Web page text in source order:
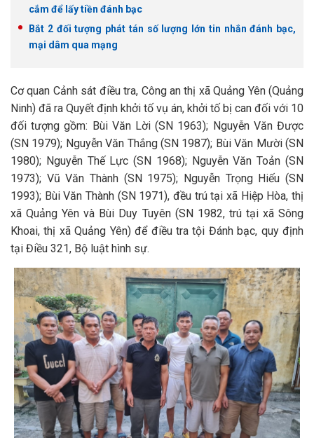
cắm để lấy tiền đánh bạc
Bắt 2 đối tượng phát tán số lượng lớn tin nhắn đánh bạc,
mại dâm qua mạng
Cơ quan Cảnh sát điều tra, Công an thị xã Quảng Yên (Quảng
Ninh) đã ra Quyết định khởi tố vụ án, khởi tố bị can đối với 10
đối tượng gồm: Bùi Văn Lời (SN 1963); Nguyễn Văn Được
(SN 1979); Nguyễn Văn Thắng (SN 1987); Bùi Văn Mười (SN
1980); Nguyễn Thế Lực (SN 1968); Nguyễn Văn Toản (SN
1973); Vũ Văn Thành (SN 1975); Nguyễn Trọng Hiếu (SN
1993); Bùi Văn Thành (SN 1971), đều trú tại xã Hiệp Hòa, thị
xã Quảng Yên và Bùi Duy Tuyên (SN 1982, trú tại xã Sông
Khoai, thị xã Quảng Yên) để điều tra tội Đánh bạc, quy định
tại Điều 321, Bộ luật hình sự.